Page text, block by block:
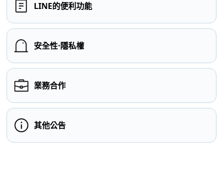
LINE的便利功能
安全性⋅隱私權
業務合作
其他公告